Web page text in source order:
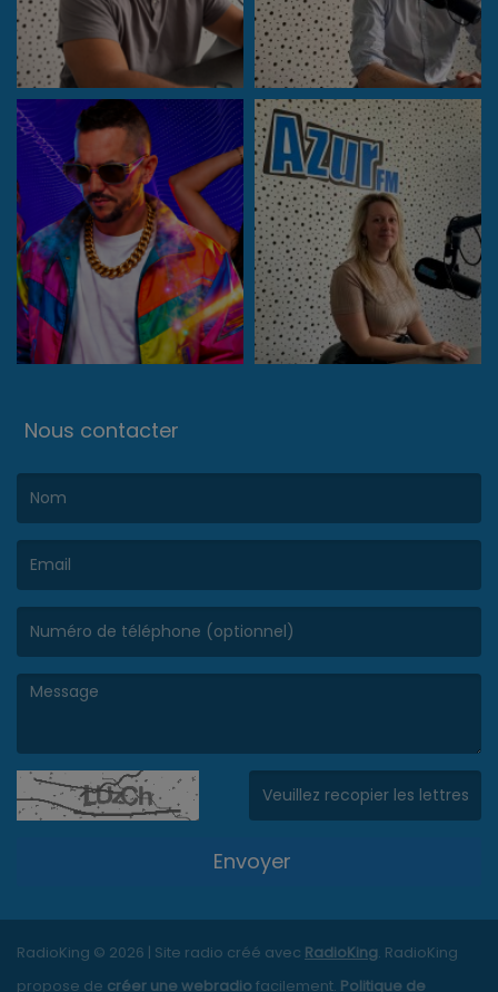
Nous contacter
Envoyer
RadioKing © 2026 | Site radio créé avec RadioKing. RadioKing
propose de créer une webradio facilement. Politique de